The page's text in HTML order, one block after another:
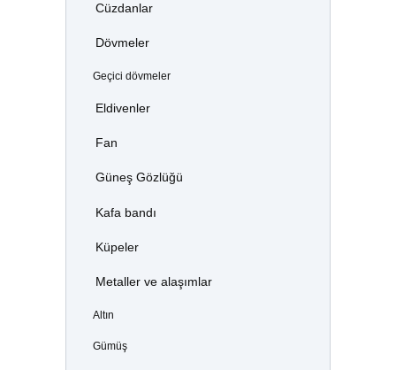
Cüzdanlar
Dövmeler
Geçici dövmeler
Eldivenler
Fan
Güneş Gözlüğü
Kafa bandı
Küpeler
Metaller ve alaşımlar
Altın
Gümüş